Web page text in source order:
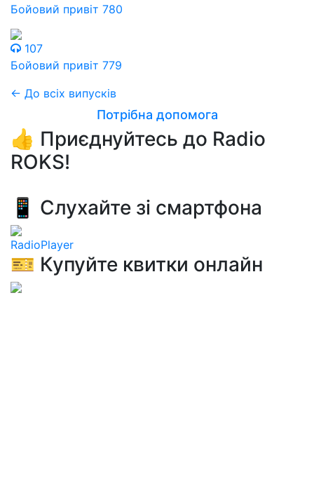
Бойовий привіт 780
107
Бойовий привіт 779
← До всіх випусків
Потрібна допомога
👍 Приєднуйтесь до Radio
ROKS!
📱 Слухайте зі смартфона
RadioPlayer
🎫 Купуйте квитки онлайн